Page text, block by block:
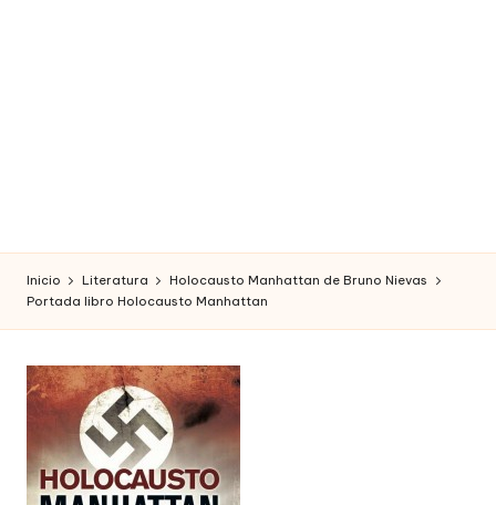
Inicio Literatura
Holocausto Manhattan de Bruno Nievas
Portada libro Holocausto Manhattan